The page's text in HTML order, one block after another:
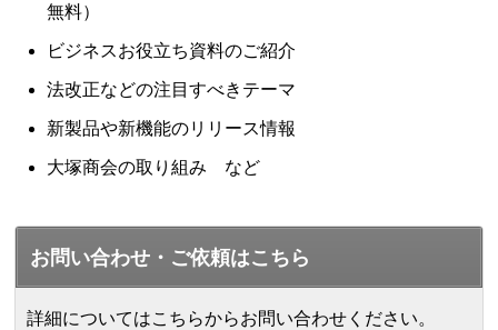
無料）
ビジネスお役立ち資料のご紹介
法改正などの注目すべきテーマ
新製品や新機能のリリース情報
大塚商会の取り組み など
お問い合わせ・ご依頼はこちら
詳細についてはこちらからお問い合わせください。